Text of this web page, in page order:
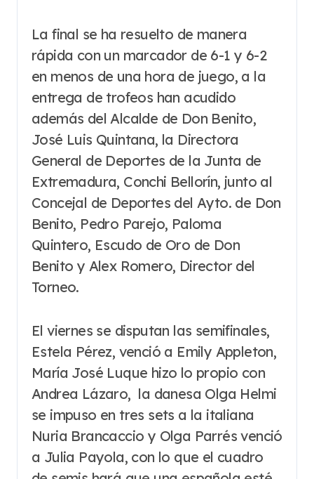
La final se ha resuelto de manera
rápida con un marcador de 6-1 y 6-2
en menos de una hora de juego, a la
entrega de trofeos han acudido
además del Alcalde de Don Benito,
José Luis Quintana, la Directora
General de Deportes de la Junta de
Extremadura, Conchi Bellorín, junto al
Concejal de Deportes del Ayto. de Don
Benito, Pedro Parejo, Paloma
Quintero, Escudo de Oro de Don
Benito y Alex Romero, Director del
Torneo.
El viernes se disputan las semifinales,
Estela Pérez, venció a Emily Appleton,
María José Luque hizo lo propio con
Andrea Lázaro, la danesa Olga Helmi
se impuso en tres sets a la italiana
Nuria Brancaccio y Olga Parrés venció
a Julia Payola, con lo que el cuadro